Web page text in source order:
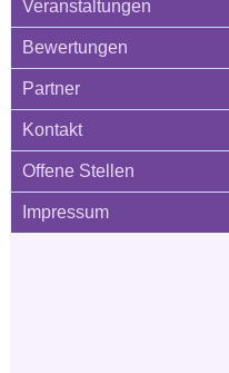
Veranstaltungen
Bewertungen
Partner
Kontakt
Offene Stellen
Impressum